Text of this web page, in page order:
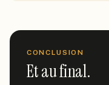
CONCLUSION
Et au final.